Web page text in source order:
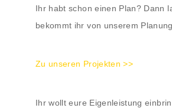
Ihr habt schon einen Plan? Dann
bekommt ihr von unserem
Zu unseren Projekten >>
Ihr wollt eure Eigenleistung